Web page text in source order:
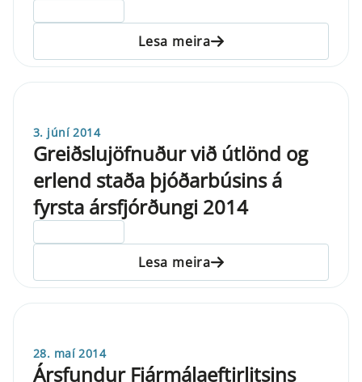
Lesa meira
3. júní 2014
Greiðslujöfnuður við útlönd og
erlend staða þjóðarbúsins á
fyrsta ársfjórðungi 2014
Lesa meira
28. maí 2014
Ársfundur Fjármálaeftirlitsins